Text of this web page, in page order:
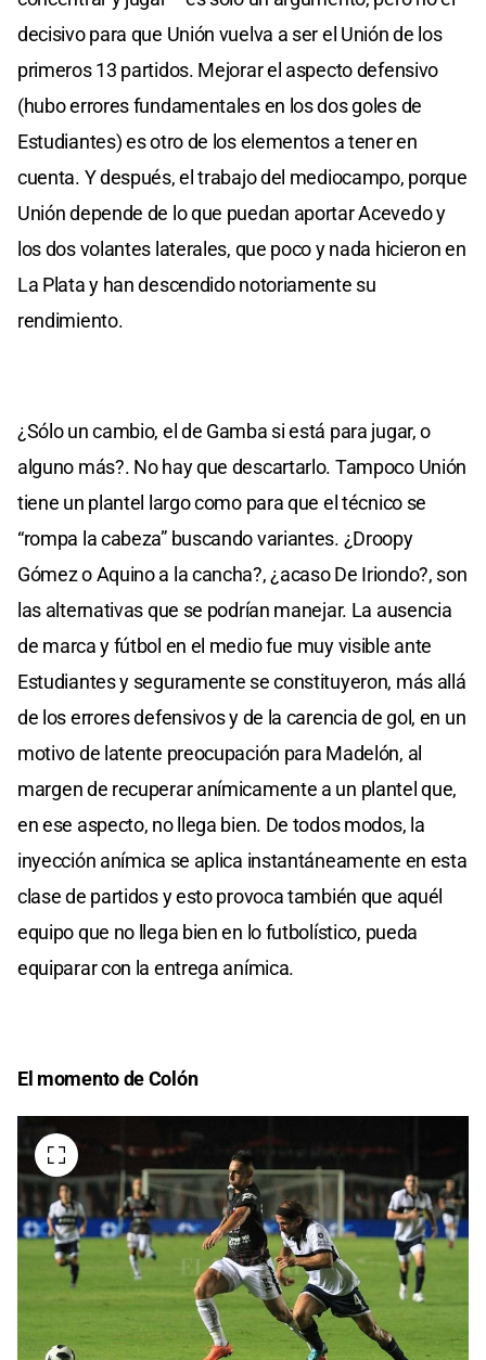
decisivo para que Unión vuelva a ser el Unión de los
primeros 13 partidos. Mejorar el aspecto defensivo
(hubo errores fundamentales en los dos goles de
Estudiantes) es otro de los elementos a tener en
cuenta. Y después, el trabajo del mediocampo, porque
Unión depende de lo que puedan aportar Acevedo y
los dos volantes laterales, que poco y nada hicieron en
La Plata y han descendido notoriamente su
rendimiento.
¿Sólo un cambio, el de Gamba si está para jugar, o
alguno más?. No hay que descartarlo. Tampoco Unión
tiene un plantel largo como para que el técnico se
“rompa la cabeza” buscando variantes. ¿Droopy
Gómez o Aquino a la cancha?, ¿acaso De Iriondo?, son
las alternativas que se podrían manejar. La ausencia
de marca y fútbol en el medio fue muy visible ante
Estudiantes y seguramente se constituyeron, más allá
de los errores defensivos y de la carencia de gol, en un
motivo de latente preocupación para Madelón, al
margen de recuperar anímicamente a un plantel que,
en ese aspecto, no llega bien. De todos modos, la
inyección anímica se aplica instantáneamente en esta
clase de partidos y esto provoca también que aquél
equipo que no llega bien en lo futbolístico, pueda
equiparar con la entrega anímica.
El momento de Colón